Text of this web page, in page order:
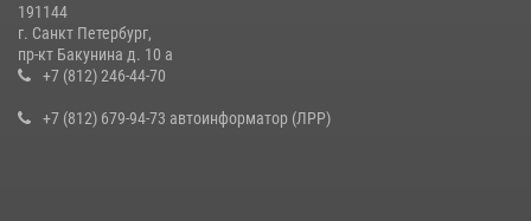
В Ленобласти сотрудники Росгвардии провели встречу с
воспитанниками детского клуба «Умные каникулы»
191144
г. Санкт Петербург,
пр-кт Бакунина д. 10 а
+7 (812) 246-44-70
+7 (812) 679-94-73 автоинформатор (ЛРР)